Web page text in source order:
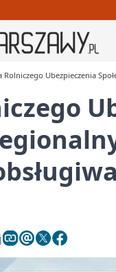
Rolniczego Ubezpieczenia